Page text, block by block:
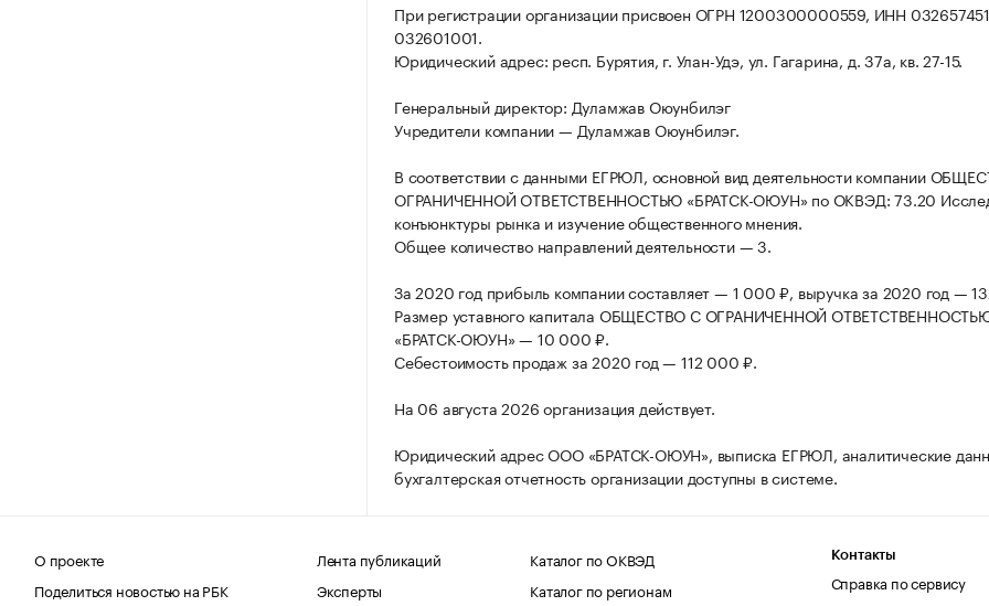
При регистрации организации присвоен ОГРН 1200300000559, ИНН
032601001.
Юридический адрес: респ. Бурятия, г. Улан-Удэ, ул. Гагарина, д. 37а, кв. 27-15.
Генеральный директор: Дуламжав Оюунбилэг
Учредители компании — Дуламжав Оюунбилэг.
В соответствии с данными ЕГРЮЛ, основной вид деятельности компании
ОГРАНИЧЕННОЙ ОТВЕТСТВЕННОСТЬЮ «БРАТСК-ОЮУН» по ОКВЭД: 73.20
конъюнктуры рынка и изучение общественного мнения.
Общее количество направлений деятельности — 3.
За 2020 год прибыль компании составляет — 1 000 ₽, выручка за 2020 год —
Размер уставного капитала ОБЩЕСТВО С ОГРАНИЧЕННОЙ
«БРАТСК-ОЮУН» — 10 000 ₽.
Себестоимость продаж за 2020 год — 112 000 ₽.
На 06 августа 2026 организация действует.
Юридический адрес ООО «БРАТСК-ОЮУН», выписка ЕГРЮЛ, аналитические
бухгалтерская отчетность организации доступны в системе.
О проекте
Поделиться новостью на РБК
Лента публикаций
Эксперты
Каталог по ОКВЭД
Каталог по регионам
Контакты
Справка по сервису